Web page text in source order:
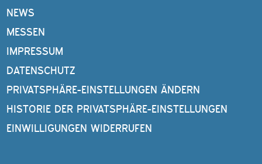
NEWS
MESSEN
IMPRESSUM
DATENSCHUTZ
PRIVATSPHÄRE-EINSTELLUNGEN ÄNDERN
HISTORIE DER PRIVATSPHÄRE-EINSTELLUNGEN
EINWILLIGUNGEN WIDERRUFEN